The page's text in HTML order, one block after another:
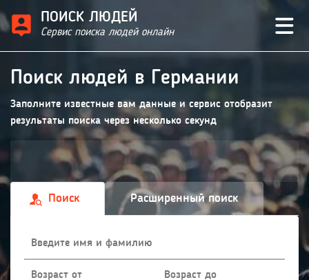
ПОИСК ЛЮДЕЙ
Сервис поиска людей онлайн
Поиск людей в Германии
Заполните известные вам данные и сервис отобразит
результаты поиска через несколько секунд
Поиск Расширенный поиск